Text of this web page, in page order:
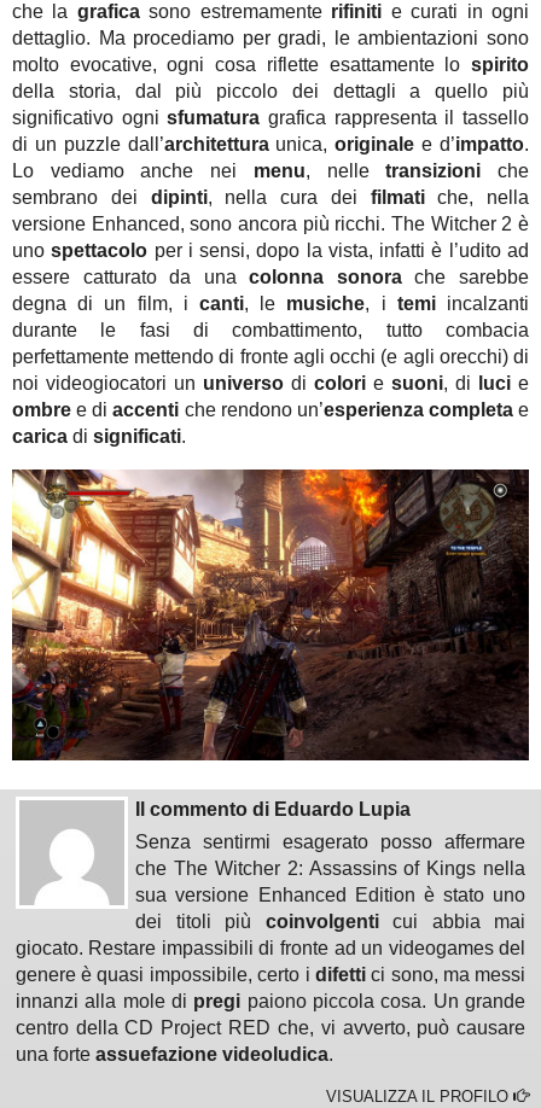
che la graficasono estremamente rifiniti e curati in ogni
dettaglio. Ma procediamo per gradi, le ambientazioni sono
molto evocative, ogni cosa riflette esattamente lo spirito
della storia, dal più piccolo dei dettagli a quello più
significativo ognisfumatura grafica rappresenta il tassello
di un puzzle dall’architetturaunica,originale e d’impatto.
Lo vediamo anche nei menu, nelletransizioni che
sembrano dei dipinti, nella cura dei filmatiche, nella
versione Enhanced, sono ancora più ricchi. The Witcher 2 è
unospettacolo per i sensi, dopo la vista, infatti è l’udito ad
essere catturato da unacolonna sonorache sarebbe
degna di un film, i canti, le musiche, i temiincalzanti
durante le fasi di combattimento, tutto combacia
perfettamente mettendo di fronte agli occhi (e agli orecchi) di
noi videogiocatori un universo di colori e suoni, di luci e
ombre e diaccenti che rendono un’esperienza completae
carica di significati.
Il commento di Eduardo Lupia
Senza sentirmi esagerato posso affermare
che The Witcher 2: Assassins of Kings nella
sua versione Enhanced Edition è stato uno
dei titoli più coinvolgenticui abbia mai
giocato. Restare impassibili di fronte ad un videogames del
genere è quasi impossibile, certo i difettici sono, ma messi
innanzi alla mole di pregi paiono piccola cosa. Un grande
centro della CD Project RED che, vi avverto, può causare
una forte assuefazione videoludica.
VISUALIZZA IL PROFILO